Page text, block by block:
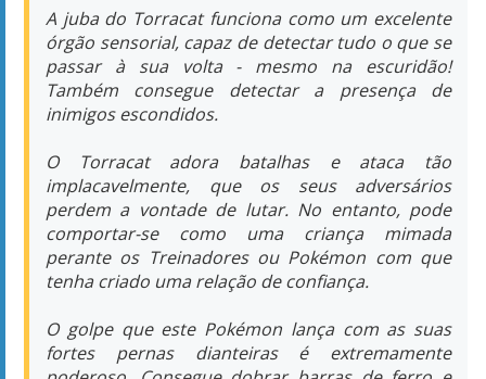
perdem a vontade de lutar. No entanto, pode
comportar-se como uma criança mimada
perante os Treinadores ou Pokémon com que
tenha criado uma relação de confiança.
fortes pernas dianteiras é extremamente
poderoso. Consegue dobrar barras de ferro e
derrubar homens fortes com um único soco!"
- Texto adaptado do site português de Pokémon Sun & Moon